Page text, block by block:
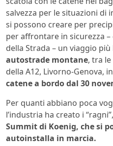
salvezza per le situazioni di
si possono creare per
per affrontare in sicurezza
della Strada – un viaggio
autostrade montane, tra
della A12, Livorno-Genova,
catene a bordo dal 30
Per quanti abbiano poca
l’industria ha creato i
Summit di Koenig, che si
autoinstalla in marcia.